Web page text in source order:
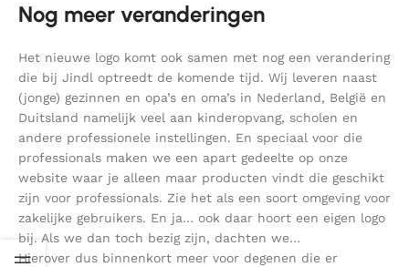
Nog meer veranderingen
Het nieuwe logo komt ook samen met nog een verandering
die bij Jindl optreedt de komende tijd. Wij leveren naast
(jonge) gezinnen en opa’s en oma’s in Nederland, België en
Duitsland namelijk veel aan kinderopvang, scholen en
andere professionele instellingen. En speciaal voor die
professionals maken we een apart gedeelte op onze
website waar je alleen maar producten vindt die geschikt
zijn voor professionals. Zie het als een soort omgeving voor
zakelijke gebruikers. En ja… ook daar hoort een eigen logo
bij. Als we dan toch bezig zijn, dachten we…
Hierover dus binnenkort meer voor degenen die er